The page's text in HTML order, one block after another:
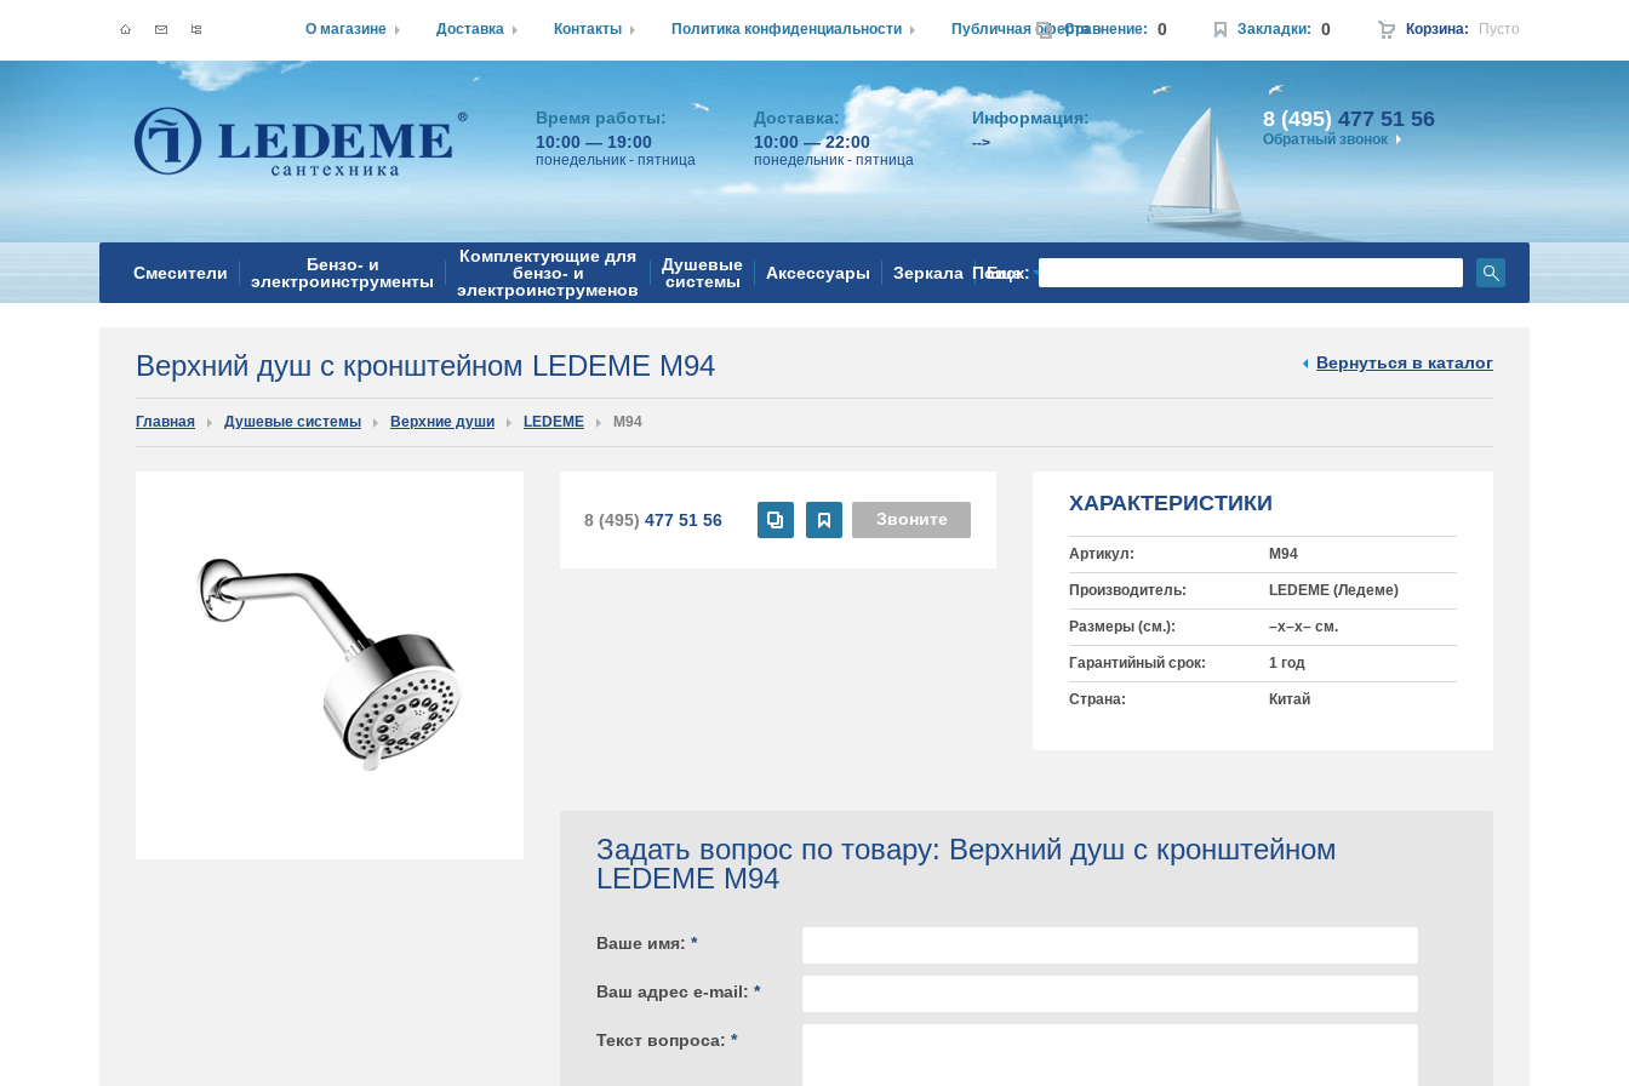
Время работы:
10:00 — 19:00
понедельник - пятница
Доставка:
10:00 — 22:00
понедельник - пятница
Информация:
-->
8 (495) 477 51 56
Обратный звонок
Смесители
Бензо- и
электроинструменты
Комплектующие для
бензо- и
электроинструменов
Душевые
системы
Аксессуары Зеркала Еще
Поиск:
Верхний душ с кронштейном LEDEME M94 Вернуться в каталог
Главная Душевые системы Верхние души LEDEME M94
8 (495) 477 51 56 Звоните
ХАРАКТЕРИСТИКИ
Артикул: M94
Производитель: LEDEME (Ледеме)
Размеры (см.): –x–x– см.
Гарантийный срок: 1 год
Страна: Китай
Задать вопрос по товару: Верхний душ с кронштейном
LEDEME M94
Ваше имя: *
Ваш адрес e-mail: *
Текст вопроса: *
О магазине Доставка Контакты Политика конфиденциальности Публичная оферта Корзина: Пусто
Закладки: 0
Сравнение: 0